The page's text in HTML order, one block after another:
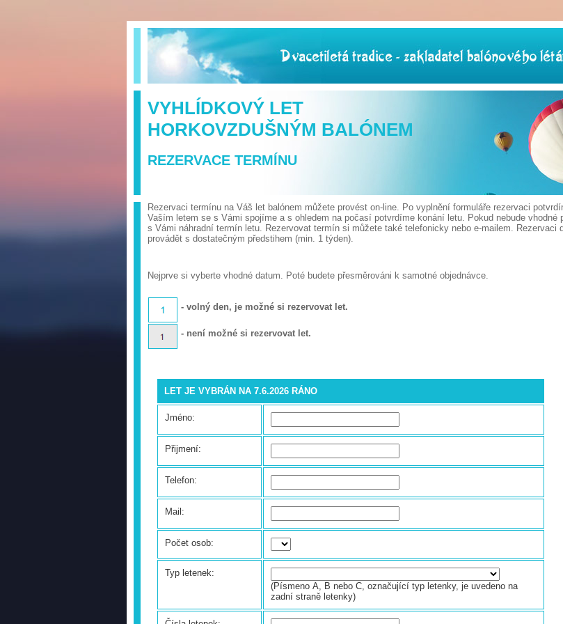
VYHLÍDKOVÝ LET
HORKOVZDUŠNÝM BALÓNEM
REZERVACE TERMÍNU
Rezervaci termínu na Váš let balónem můžete provést on-line. Po vyplnění formuláře rezervaci
Vaším letem se s Vámi spojíme a s ohledem na počasí potvrdíme konání letu. Pokud nebude vhodné
s Vámi náhradní termín letu. Rezervovat termín si můžete také telefonicky nebo e-mailem. Rezervaci
provádět s dostatečným předstihem (min. 1 týden).
Nejprve si vyberte vhodné datum. Poté budete přesměrováni k samotné objednávce.
- volný den, je možné si rezervovat let.
- není možné si rezervovat let.
LET JE VYBRÁN NA 7.6.2026 RÁNO
Jméno:
Přijmení:
Telefon:
Mail:
Počet osob:
Typ letenek:
(Písmeno A, B nebo C, označující typ letenky, je uvedeno na
zadní straně letenky)